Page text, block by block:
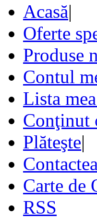
Acasă|
Oferte
Produse
Contul
Lista
Conţinut
Plăteşte|
Carte de
RSS